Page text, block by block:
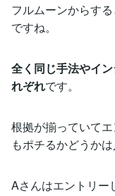
フルムーンからす
ですね。
全く同じ手法やイ
れぞれです。
根拠が揃っていて
もポチるかどうかは
Aさんはエントリー